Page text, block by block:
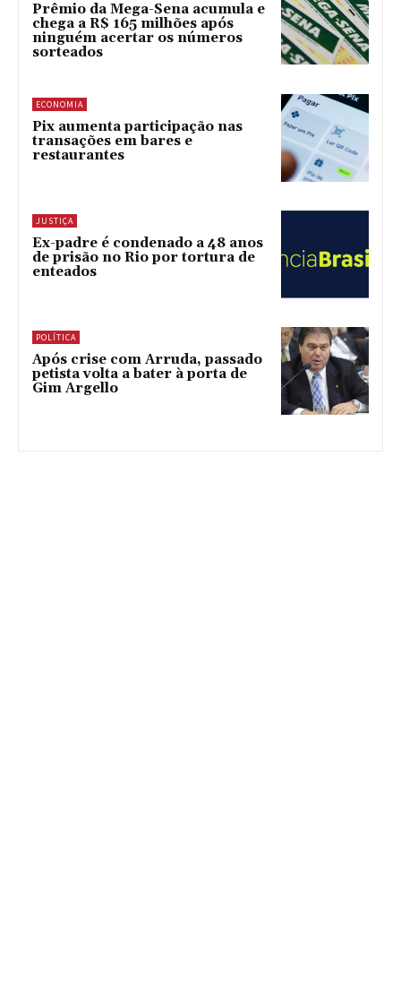
Prêmio da Mega-Sena acumula e
chega a R$ 165 milhões após
ninguém acertar os números
sorteados
ECONOMIA
Pix aumenta participação nas
transações em bares e
restaurantes
JUSTIÇA
Ex-padre é condenado a 48 anos
de prisão no Rio por tortura de
enteados
POLÍTICA
Após crise com Arruda, passado
petista volta a bater à porta de
Gim Argello